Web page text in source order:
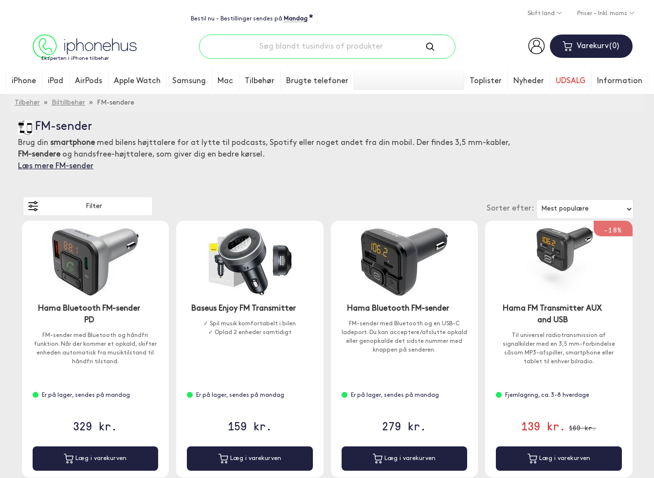
Bestil nu - Bestillinger sendes på Mandag *
Skift land Priser - Inkl. moms
Eksperten i iPhone tilbehør
Varekurv 0
iPhone iPad AirPods Apple Watch Samsung Mac Tilbehør Brugte telefoner Toplister Nyheder UDSALG Information
Tilbehør » Biltillbehør » FM-sendere
FM-sender
Brug din smartphone med bilens højttalere for at lytte til podcasts, Spotify eller noget andet fra din mobil. Der findes 3,5 mm-kabler,
FM-sendere og handsfree-højttalere, som giver dig en bedre kørsel.
Læs mere FM-sender
Sorter efter:
Filter
Hama Bluetooth FM-sender
PD
FM-sender med Bluetooth og håndfri
funktion. Når der kommer et opkald, skifter
enheden automatisk fra musiktilstand til
håndfri tilstand.
Er på lager, sendes på mandag
329 kr.
Læg i varekurven
Baseus Enjoy FM Transmitter
✓ Spil musik komfortabelt i bilen
✓ Oplad 2 enheder samtidigt
Er på lager, sendes på mandag
159 kr.
Læg i varekurven
Hama Bluetooth FM-sender
FM-sender med Bluetooth og en USB-C
ladeport. Du kan acceptere/afslutte opkald
eller genopkalde det sidste nummer med
knappen på senderen.
Er på lager, sendes på mandag
279 kr.
Læg i varekurven
-18%
Hama FM Transmitter AUX
and USB
Til universel radiotransmission af
signalkilder med en 3,5 mm-forbindelse
såsom MP3-afspiller, smartphone eller
tablet til enhver bilradio.
Fjernlagring, ca. 3-8 hverdage
139 kr. 169 kr.
Læg i varekurven